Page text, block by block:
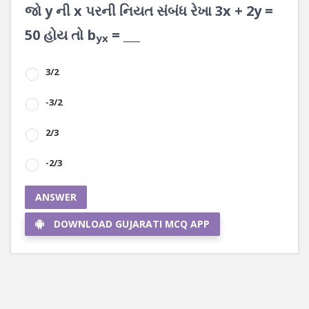
જો y ની x પરની નિયત સંબંધ રેખા 3x + 2y =
50 હોય તો byx = ___
3/2
-3/2
2/3
-2/3
ANSWER
DOWNLOAD GUJARATI MCQ APP